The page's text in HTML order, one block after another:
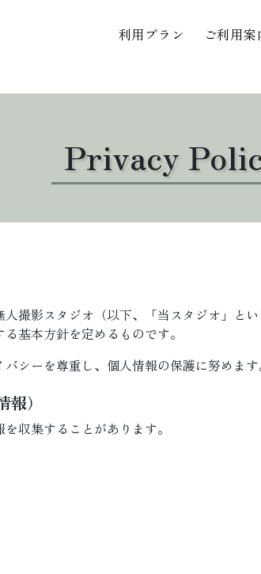
利用プラン ご利用案
Privacy
撮影スタジオ（以下、「当スタジオ」と
基本方針を定めるものです。
シーを尊重し、個人情報の保護に努めます
）
収集することがあります。